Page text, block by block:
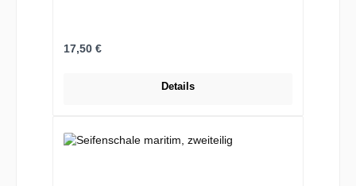
Regulärer Preis:
17,50 €
Details